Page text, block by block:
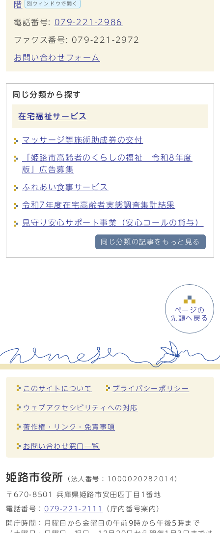
階
別ウィンドウで開く
電話番号: 079-221-2986
ファクス番号: 079-221-2972
お問い合わせフォーム
同じ分類から探す
在宅福祉サービス
マッサージ等施術助成券の交付
「姫路市高齢者のくらしの福祉 令和8年度
版」広告募集
ふれあい食事サービス
令和7年度在宅高齢者実態調査集計結果
見守り安心サポート事業（安心コールの貸与）
同じ分類の記事をもっと見る
ページの
先頭へ戻る
このサイトについて プライバシーポリシー
ウェブアクセシビリティへの対応
著作権・リンク・免責事項
お問い合わせ窓口一覧
姫路市役所 （法人番号： 1000020282014）
〒670-8501 兵庫県姫路市安田四丁目1番地
電話番号： 079-221-2111
（庁内番号案内）
開庁時間：月曜日から金曜日の午前9時から午後5時まで